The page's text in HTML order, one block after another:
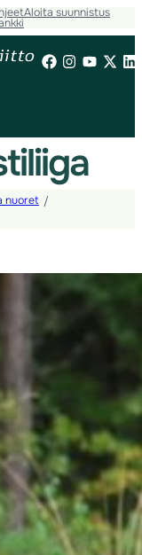
Aloita suunnistus
nuoret /